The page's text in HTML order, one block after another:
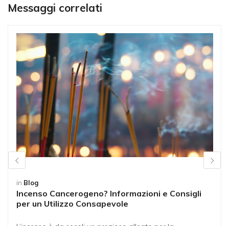
Messaggi correlati
in Blog
Incenso Cancerogeno? Informazioni e Consigli
per un Utilizzo Consapevole